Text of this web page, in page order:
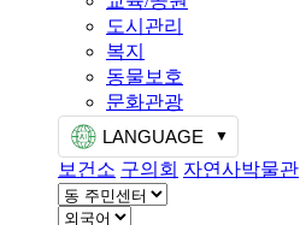
도시관리
복지
동물보호
문화관광
LANGUAGE
보건소 구의회 자연사박물관